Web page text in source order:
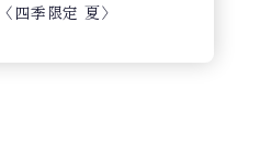
四季限定 夏〉